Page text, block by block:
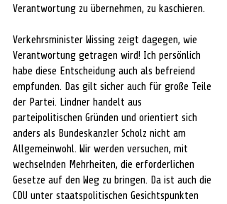
Verantwortung zu übernehmen, zu kaschieren.
Verkehrsminister Wissing zeigt dagegen, wie
Verantwortung getragen wird! Ich persönlich
habe diese Entscheidung auch als befreiend
empfunden. Das gilt sicher auch für große Teile
der Partei. Lindner handelt aus
parteipolitischen Gründen und orientiert sich
anders als Bundeskanzler Scholz nicht am
Allgemeinwohl. Wir werden versuchen, mit
wechselnden Mehrheiten, die erforderlichen
Gesetze auf den Weg zu bringen. Da ist auch die
CDU unter staatspolitischen Gesichtspunkten